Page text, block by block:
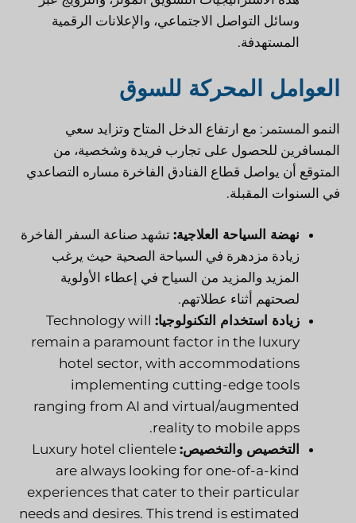
وسائل التواصل الاجتماعي، والإعلانات الرقمية
المستهدفة.
العوامل المحركة للسوق
النمو المستمر: مع ارتفاع الدخل المتاح وتزايد سعي
المسافرين للحصول على تجارب فريدة وشخصية، من
المتوقع أن يواصل قطاع الفنادق الفاخرة مساره التصاعدي
في السنوات المقبلة.
نهضة السياحة العلاجية: تشهد صناعة السفر الفاخرة
زيادة مزدهرة في السياحة الصحية حيث يرغب
المزيد والمزيد من السياح في إعطاء الأولوية
لصحتهم أثناء عطلاتهم.
زيادة استخدام التكنولوجيا: Technology will
remain a paramount factor in the luxury
hotel sector, with accommodations
implementing cutting-edge tools
ranging from AI and virtual/augmented
reality to mobile apps.
التخصيص والتخصيص: Luxury hotel clientele
are always looking for one-of-a-kind
experiences that cater to their particular
needs and desires. This trend is estimated